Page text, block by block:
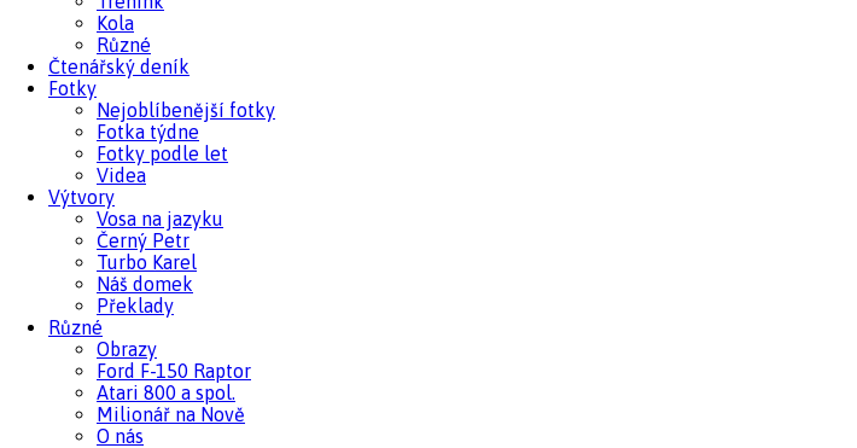
Kola
Různé
Čtenářský deník
Fotky
Nejoblíbenější fotky
Fotka týdne
Fotky podle let
Videa
Výtvory
Vosa na jazyku
Černý Petr
Turbo Karel
Náš domek
Překlady
Různé
Obrazy
Ford F-150 Raptor
Atari 800 a spol.
Milionář na Nově
O nás